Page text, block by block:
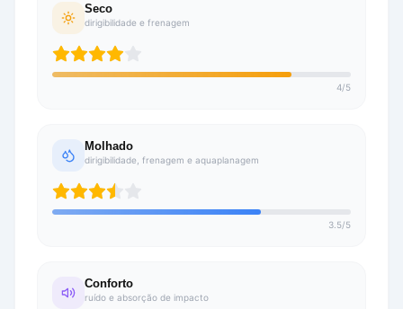
Seco
dirigibilidade e frenagem
4/5
Molhado
dirigibilidade, frenagem e aquaplanagem
3.5/5
Conforto
ruído e absorção de impacto